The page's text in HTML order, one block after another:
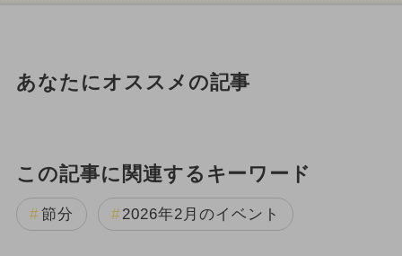
あなたにオススメの記事
この記事に関連するキーワード
節分 2026年2月のイベント